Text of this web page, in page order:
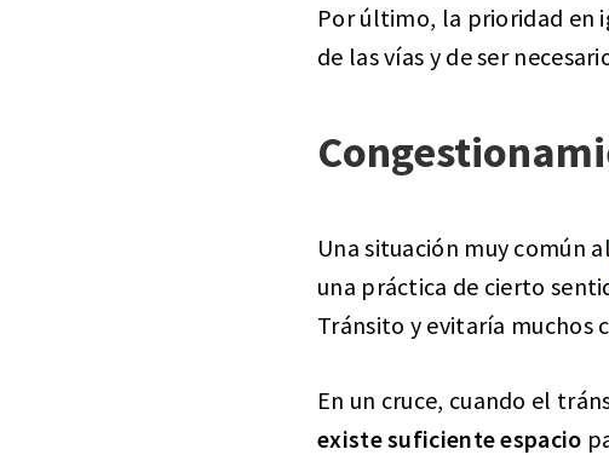
Por último, la prioridad en
de las vías y de ser
Una situación muy común al
una práctica de cierto
Tránsito y evitaría muchos
En un cruce, cuando el
existe suficiente espacio